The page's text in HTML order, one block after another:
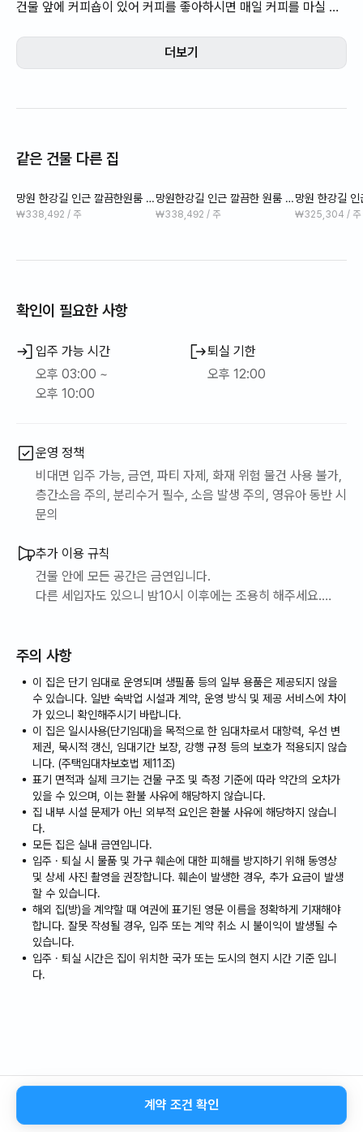
건물 앞에 커피숍이 있어 커피를 좋아하시면 매일 커피를 마실 수
망리단길 음식점과 카페등을 도보로 이용하실 수 있습니다.
한강공원이 도보 10분정도 걸리며, 건물 앞에 마포 16번 버스가
망원 한강공원도 도보 10정도면 이동이 가능합니다.
저의 원룸은 작은 공간일 수 있지만, 생활에 필요한 모든것이 준비
되어 있어 한달살기에 적합한 숙소라고 생각합니다.
용 가능하여 생활 하기에 너무 편리할 것입니다.
휴식을 취하시기에도 좋습니다.
더보기
같은 건물 다른 집
망원 한강길 인근 깔끔한원룸 5
01호
₩338,492 / 주
망원한강길 인근 깔끔한 원룸 3
01호
₩338,492 / 주
망원 한강길
03호
₩325,304 / 주
확인이 필요한 사항
입주 가능 시간
오후 03:00 ~
오후 10:00
퇴실 기한
오후 12:00
운영 정책
비대면 입주 가능, 금연, 파티 자제, 화재 위험 물건 사용 불가,
층간소음 주의, 분리수거 필수, 소음 발생 주의, 영유아 동반 시
문의
추가 이용 규칙
건물 안에 모든 공간은 금연입니다.
다른 세입자도 있으니 밤10시 이후에는 조용히 해주세요.
드리지 않습니다.)
개별적으로 가져 오시기 바랍니다.
만약 침구류를 가져오기 어려우실 경우 침구류 대여 서비스를
제공하니 별도의 문의 부탁드립니다.
(베게 및 사계절 침구류[요솜, 수건 포함] 대여비-5만원)
*쓰레기 버리는 방법
일반쓰레기는 종량제 봉투를 구입하여 사용하시면 되며, 재활
용은 재활용 봉투에 담아서 1층 주차장 뒤쪽편에 버리시면 됩
니다.(음식물이나, 음료등은 모두 버리시고 배출 하셔야 합니
다.)
음식물쓰레기도 음식물 쓰레기봉투를 구입하여 1층 건물입구
음식물통에 버리시면 됩니다.(노란색 음식물 봉투에 꼭 담아서
배출하여 주시기 바랍니다.)
흡연 장소는 옥상에 마련되어 있습니다.
또한 옥상은 자유롭게 사용하셔도 되지만, 10시 이후에는 이
웃들을 위해 사용하셔도 조용하게 이용 부탁드립니다.
주의 사항
이 집은 단기 임대로 운영되며 생필품 등의 일부 용품은 제공되지 않을
수 있습니다. 일반 숙박업 시설과 계약, 운영 방식 및 제공 서비스에 차이
가 있으니 확인해주시기 바랍니다.
이 집은 일시사용(단기임대)을 목적으로 한 임대차로서 대항력, 우선 변
제권, 묵시적 갱신, 임대기간 보장, 강행 규정 등의 보호가 적용되지 않습
니다. (주택임대차보호법 제11조)
표기 면적과 실제 크기는 건물 구조 및 측정 기준에 따라 약간의 오차가
있을 수 있으며, 이는 환불 사유에 해당하지 않습니다.
집 내부 시설 문제가 아닌 외부적 요인은 환불 사유에 해당하지 않습니
다.
모든 집은 실내 금연입니다.
입주 · 퇴실 시 물품 및 가구 훼손에 대한 피해를 방지하기 위해 동영상
및 상세 사진 촬영을 권장합니다. 훼손이 발생한 경우, 추가 요금이 발생
할 수 있습니다.
해외 집(방)을 계약할 때 여권에 표기된 영문 이름을 정확하게 기재해야
합니다. 잘못 작성될 경우, 입주 또는 계약 취소 시 불이익이 발생될 수
있습니다.
입주 · 퇴실 시간은 집이 위치한 국가 또는 도시의 현지 시간 기준 입니
다.
계약 조건 확인